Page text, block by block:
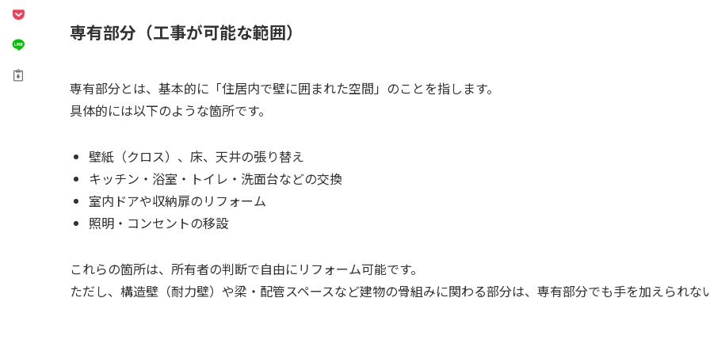
専有部分（工事が可能な範囲）
専有部分とは、基本的に「住居内で壁に囲まれた空間」のことを指します。
具体的には以下のような箇所です。
壁紙（クロス）、床、天井の張り替え
キッチン・浴室・トイレ・洗面台などの交換
室内ドアや収納扉のリフォーム
照明・コンセントの移設
これらの箇所は、所有者の判断で自由にリフォーム可能です。
ただし、構造壁（耐力壁）や梁・配管スペースなど建物の骨組みに関わる部分は、専有部分でも手を加えられな